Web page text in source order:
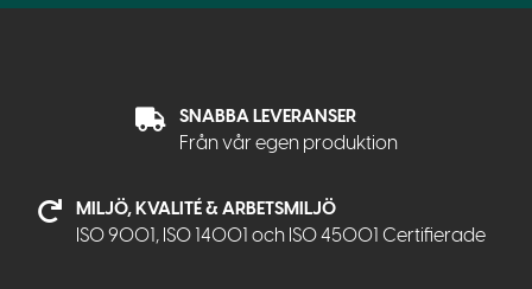
SNABBA LEVERANSER
Från vår egen produktion
MILJÖ, KVALITÉ & ARBETSMILJÖ
ISO 9001, ISO 14001 och ISO 45001 Certifierade